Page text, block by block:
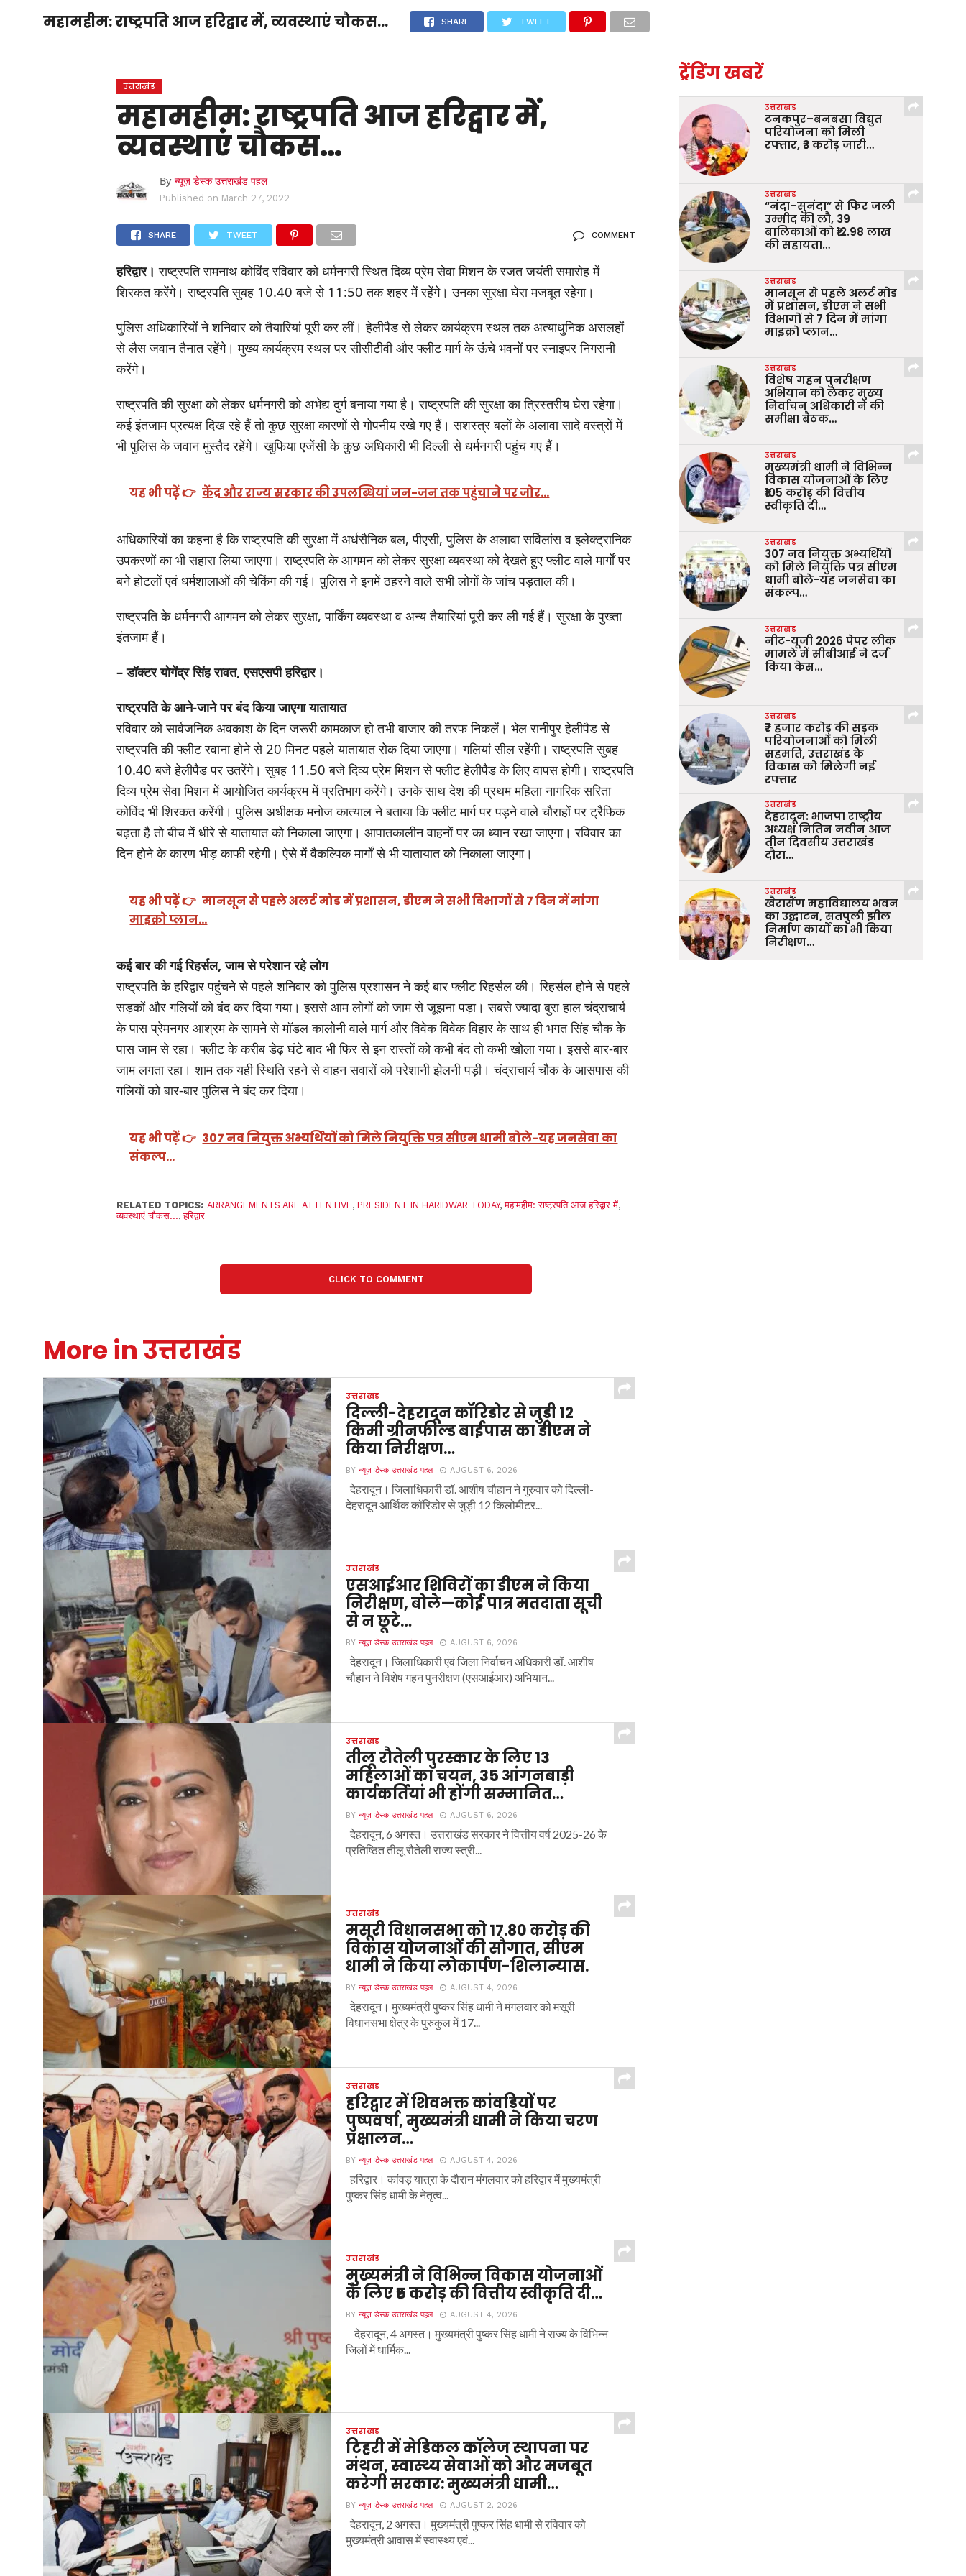
होम देश दुनिया उत्तराखंड धर्म-संस्कृति राजनीति संपर्क करें
उत्तरकाशी
उधम सिंह नगरमहामहीम: राष्ट्रपति आज हरिद्वार में, व्यवस्थाएं चौकस… SHARE TWEET
उत्तराखंड
महामहीम: राष्ट्रपति आज हरिद्वार में,
व्यवस्थाएं चौकस…
By न्यूज़ डेस्क उत्तराखंड पहल
Published on March 27, 2022
SHARE TWEET COMMENT
हरिद्वार।राष्ट्रपति रामनाथ कोविंद रविवार को धर्मनगरी स्थित दिव्य प्रेम सेवा मिशन के रजत जयंती समारोह में
शिरकत करेंगे। राष्ट्रपति सुबह 10.40 बजे से 11:50 तक शहर में रहेंगे। उनका सुरक्षा घेरा मजबूत रहेगा।
पुलिस अधिकारियों ने शनिवार को तैयारियां पूरी कर लीं। हेलीपैड से लेकर कार्यक्रम स्थल तक अत्याधुनिक असलहों
से लैस जवान तैनात रहेंगे। मुख्य कार्यक्रम स्थल पर सीसीटीवी और फ्लीट मार्ग के ऊंचे भवनों पर स्नाइपर निगरानी
करेंगे।
राष्ट्रपति की सुरक्षा को लेकर धर्मनगरी को अभेद्य दुर्ग बनाया गया है। राष्ट्रपति की सुरक्षा का त्रिस्तरीय घेरा रहेगा।
कई इंतजाम प्रत्यक्ष दिख रहे हैं तो कुछ सुरक्षा कारणों से गोपनीय रखे गए हैं। सशस्त्र बलों के अलावा सादे वस्त्रों में
भी पुलिस के जवान मुस्तैद रहेंगे। खुफिया एजेंसी के कुछ अधिकारी भी दिल्ली से धर्मनगरी पहुंच गए हैं।
यह भी पढ़ें 👉 केंद्र और राज्य सरकार की उपलब्धियां जन-जन तक पहुंचाने पर जोर…
अधिकारियों का कहना है कि राष्ट्रपति की सुरक्षा में अर्धसैनिक बल, पीएसी, पुलिस के अलावा सर्विलांस व इलेक्ट्रानिक
उपकरणों का भी सहारा लिया जाएगा। राष्ट्रपति के आगमन को लेकर सुरक्षा व्यवस्था को देखते हुए फ्लीट वाले मार्गों पर
बने होटलों एवं धर्मशालाओं की चेकिंग की गई। पुलिस ने इनमें ठहरने वाले सभी लोगों के जांच पड़ताल की।
राष्ट्रपति के धर्मनगरी आगमन को लेकर सुरक्षा, पार्किंग व्यवस्था व अन्य तैयारियां पूरी कर ली गई हैं। सुरक्षा के पुख्ता
इंतजाम हैं।
– डॉक्टर योगेंद्र सिंह रावत, एसएसपी हरिद्वार।
राष्ट्रपति के आने-जाने पर बंद किया जाएगा यातायात
रविवार को सार्वजनिक अवकाश के दिन जरूरी कामकाज हो तभी बाजार की तरफ निकलें। भेल रानीपुर हेलीपैड से
राष्ट्रपति की फ्लीट रवाना होने से 20 मिनट पहले यातायात रोक दिया जाएगा। गलियां सील रहेंगी। राष्ट्रपति सुबह
10.40 बजे हेलीपैड पर उतरेंगे। सुबह 11.50 बजे दिव्य प्रेम मिशन से फ्लीट हेलीपैड के लिए वापस होगी। राष्ट्रपति
दिव्य प्रेम सेवा मिशन में आयोजित कार्यक्रम में प्रतिभाग करेंगे। उनके साथ देश की प्रथम महिला नागरिक सरिता
कोविंद भी शिरकत करेंगी। पुलिस अधीक्षक मनोज कात्याल ने बताया कि फ्लीट मार्ग पर पड़ने वाले चौराहों पर ट्रैफिक
बढ़ता है तो बीच में धीरे से यातायात को निकाला जाएगा। आपातकालीन वाहनों पर का ध्यान रखा जाएगा। रविवार का
दिन होने के कारण भीड़ काफी रहेगी। ऐसे में वैकल्पिक मार्गों से भी यातायात को निकाला जाएगा।
यह भी पढ़ें 👉 मानसून से पहले अलर्ट मोड में प्रशासन, डीएम ने सभी विभागों से 7 दिन में मांगा
माइक्रो प्लान…
कई बार की गई रिहर्सल, जाम से परेशान रहे लोग
राष्ट्रपति के हरिद्वार पहुंचने से पहले शनिवार को पुलिस प्रशासन ने कई बार फ्लीट रिहर्सल की। रिहर्सल होने से पहले
सड़कों और गलियों को बंद कर दिया गया। इससे आम लोगों को जाम से जूझना पड़ा। सबसे ज्यादा बुरा हाल चंद्राचार्य
के पास प्रेमनगर आश्रम के सामने से मॉडल कालोनी वाले मार्ग और विवेक विवेक विहार के साथ ही भगत सिंह चौक के
पास जाम से रहा। फ्लीट के करीब डेढ़ घंटे बाद भी फिर से इन रास्तों को कभी बंद तो कभी खोला गया। इससे बार-बार
जाम लगता रहा। शाम तक यही स्थिति रहने से वाहन सवारों को परेशानी झेलनी पड़ी। चंद्राचार्य चौक के आसपास की
गलियों को बार-बार पुलिस ने बंद कर दिया।
यह भी पढ़ें 👉 307 नव नियुक्त अभ्यर्थियों को मिले नियुक्ति पत्र सीएम धामी बोले-यह जनसेवा का
संकल्प…
RELATED TOPICS: ARRANGEMENTS ARE ATTENTIVE,PRESIDENT IN HARIDWAR TODAY,महामहीम: राष्ट्रपति आज हरिद्वार में,
व्यवस्थाएं चौकस...,हरिद्वार
CLICK TO COMMENT
More in उत्तराखंड
उत्तराखंड
दिल्ली-देहरादून कॉरिडोर से जुड़ी 12
किमी ग्रीनफील्ड बाईपास का डीएम ने
किया निरीक्षण…
BYन्यूज़ डेस्क उत्तराखंड पहल AUGUST 6, 2026
देहरादून। जिलाधिकारी डॉ. आशीष चौहान ने गुरुवार को दिल्ली-
देहरादून आर्थिक कॉरिडोर से जुड़ी 12 किलोमीटर...
उत्तराखंड
एसआईआर शिविरों का डीएम ने किया
निरीक्षण, बोले—कोई पात्र मतदाता सूची
से न छूटे…
BYन्यूज़ डेस्क उत्तराखंड पहल AUGUST 6, 2026
देहरादून। जिलाधिकारी एवं जिला निर्वाचन अधिकारी डॉ. आशीष
चौहान ने विशेष गहन पुनरीक्षण (एसआईआर) अभियान...
उत्तराखंड
तीलू रौतेली पुरस्कार के लिए 13
महिलाओं का चयन, 35 आंगनबाड़ी
कार्यकर्तियां भी होंगी सम्मानित…
BYन्यूज़ डेस्क उत्तराखंड पहल AUGUST 6, 2026
देहरादून, 6 अगस्त। उत्तराखंड सरकार ने वित्तीय वर्ष 2025-26 के
प्रतिष्ठित तीलू रौतेली राज्य स्त्री...
उत्तराखंड
मसूरी विधानसभा को 17.80 करोड़ की
विकास योजनाओं की सौगात, सीएम
धामी ने किया लोकार्पण-शिलान्यास.
BYन्यूज़ डेस्क उत्तराखंड पहल AUGUST 4, 2026
देहरादून। मुख्यमंत्री पुष्कर सिंह धामी ने मंगलवार को मसूरी
विधानसभा क्षेत्र के पुरुकुल में 17...
उत्तराखंड
हरिद्वार में शिवभक्त कांवड़ियों पर
पुष्पवर्षा, मुख्यमंत्री धामी ने किया चरण
प्रक्षालन…
BYन्यूज़ डेस्क उत्तराखंड पहल AUGUST 4, 2026
हरिद्वार। कांवड़ यात्रा के दौरान मंगलवार को हरिद्वार में मुख्यमंत्री
पुष्कर सिंह धामी के नेतृत्व...
उत्तराखंड
मुख्यमंत्री ने विभिन्न विकास योजनाओं
के लिए ₹5 करोड़ की वित्तीय स्वीकृति दी…
BYन्यूज़ डेस्क उत्तराखंड पहल AUGUST 4, 2026
देहरादून, 4 अगस्त। मुख्यमंत्री पुष्कर सिंह धामी ने राज्य के विभिन्न
जिलों में धार्मिक...
उत्तराखंड
टिहरी में मेडिकल कॉलेज स्थापना पर
मंथन, स्वास्थ्य सेवाओं को और मजबूत
करेगी सरकार: मुख्यमंत्री धामी…
BYन्यूज़ डेस्क उत्तराखंड पहल AUGUST 2, 2026
देहरादून, 2 अगस्त। मुख्यमंत्री पुष्कर सिंह धामी से रविवार को
मुख्यमंत्री आवास में स्वास्थ्य एवं...
ट्रेंडिंग खबरें
उत्तराखंड
टनकपुर–बनबसा विद्युत
परियोजना को मिली
रफ्तार, ₹3 करोड़ जारी…
उत्तराखंड
“नंदा–सुनंदा” से फिर जली
उम्मीद की लौ, 39
बालिकाओं को ₹12.98 लाख
की सहायता…
उत्तराखंड
मानसून से पहले अलर्ट मोड
में प्रशासन, डीएम ने सभी
विभागों से 7 दिन में मांगा
माइक्रो प्लान…
उत्तराखंड
विशेष गहन पुनरीक्षण
अभियान को लेकर मुख्य
निर्वाचन अधिकारी ने की
समीक्षा बैठक…
उत्तराखंड
मुख्यमंत्री धामी ने विभिन्न
विकास योजनाओं के लिए
₹105 करोड़ की वित्तीय
स्वीकृति दी…
उत्तराखंड
307 नव नियुक्त अभ्यर्थियों
को मिले नियुक्ति पत्र सीएम
धामी बोले-यह जनसेवा का
संकल्प…
उत्तराखंड
नीट-यूजी 2026 पेपर लीक
मामले में सीबीआई ने दर्ज
किया केस…
उत्तराखंड
₹7 हजार करोड़ की सड़क
परियोजनाओं को मिली
सहमति, उत्तराखंड के
विकास को मिलेगी नई
रफ्तार
उत्तराखंड
देहरादून: भाजपा राष्ट्रीय
अध्यक्ष नितिन नवीन आज
तीन दिवसीय उत्तराखंड
दौरा…
उत्तराखंड
खैरासैंण महाविद्यालय भवन
का उद्घाटन, सतपुली झील
निर्माण कार्यों का भी किया
निरीक्षण…